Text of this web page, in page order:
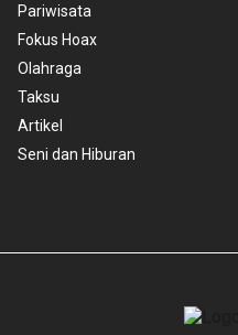
Pariwisata
Fokus Hoax
Olahraga
Taksu
Artikel
Seni dan Hiburan